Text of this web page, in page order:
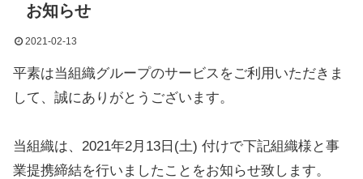
お知らせ
2021-02-13
平素は当組織グループのサービスをご利用いただきま
して、誠にありがとうございます。
当組織は、2021年2月13日(土) 付けで下記組織様と事
業提携締結を行いましたことをお知らせ致します。